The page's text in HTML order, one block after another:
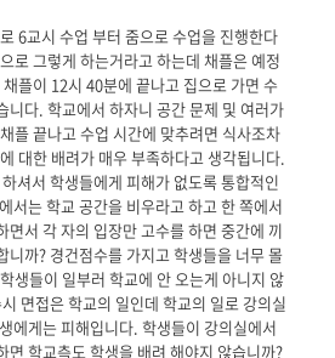
6교시 수업 부터 줌으로 수업을 진행한다
로 그렇게 하는거라고 하는데 채플은 예정
플이 12시 40분에 끝나고 집으로 가면 수
니다. 학교에서 하자니 공간 문제 및 여러가
플 끝나고 수업 시간에 맞추려면 식사조차
대한 배려가 매우 부족하다고 생각됩니다.
셔서 학생들에게 피해가 없도록 통합적인
서는 학교 공간을 비우라고 하고 한 쪽에서
면서 각 자의 입장만 고수를 하면 중간에 끼
니까? 경건점수를 가지고 학생들을 너무 몰
생들이 일부러 학교에 안 오는게 아니지 않
면접은 학교의 일인데 학교의 일로 강의실
에게는 피해입니다. 학생들이 강의실에서
면 학교측도 학생을 배려 해야지 않습니까?